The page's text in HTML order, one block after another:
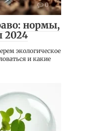
0
нормы,
2024
экологическое
и какие